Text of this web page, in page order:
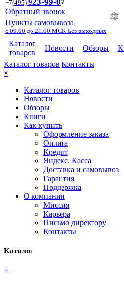
+7(495) 923-99-07
Обратный звонок
Пункты самовывоза
с 09.00 до 21.00 МСК Без выходных
Каталог
товаров
Новости Обзоры
Каталог товаров Контакты
×
Каталог товаров
Новости
Обзоры
Книги
Как купить
Оформление заказа
Оплата
Кредит
Яндекс. Касса
Доставка и самовывоз
Гарантия
Поддержка
О компании
Миссия
Карьера
Письмо директору
Контакты
Каталог
×